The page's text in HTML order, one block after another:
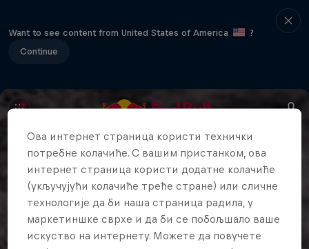
Want to see content from United States of America
?
Continue
Ова интернет страница користи технички
потребне колачиће. С вашим пристанком, ова
интернет страница користи додатне колачиће
(укључујући колачиће треће стране) или сличне
технологије да би наша страница радила, у
маркетиншке сврхе и да би се побољшало ваше
искуство на интернету. Можете да повучете